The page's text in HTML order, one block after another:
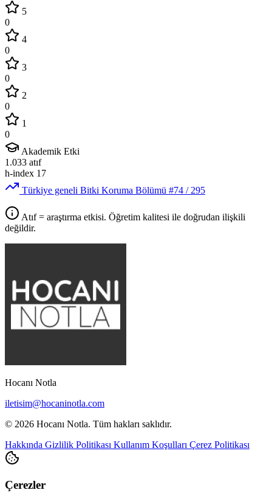
5
0
4
0
3
0
2
0
1
0
Akademik Etki
1.033 atıf
h-index 17
Türkiye geneli Bitki Koruma Bölümü #74 / 295
Atıf = araştırma etkisi. Öğretim kalitesi ile doğrudan ilişkili
değildir.
Hocanı Notla
iletisim@hocaninotla.com
© 2026 Hocanı Notla. Tüm hakları saklıdır.
Hakkında Gizlilik Politikası Kullanım Koşulları Çerez Politikası
Çerezler